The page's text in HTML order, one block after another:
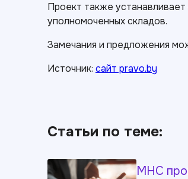
Проект также
уполномоченных складов.
Замечания и предложения
Источник: сайт pravo.by
Статьи по теме:
МНС